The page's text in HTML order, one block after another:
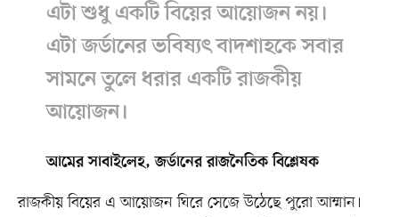
এটা শুধু একটি বিয়ের আয়োজন নয়।
এটা জর্ডানের ভবিষ্যৎ বাদশাহকে সবার
সামনে তুলে ধরার একটি রাজকীয়
আয়োজন।
আমের সাবাইলেহ, জর্ডানের রাজনৈতিক বিশ্লেষক
রাজকীয় বিয়ের এ আয়োজন ঘিরে সেজে উঠেছে পুরো আম্মান।